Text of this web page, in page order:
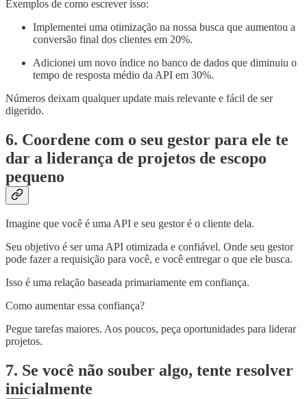
Exemplos de como escrever isso:
Implementei uma otimização na nossa busca que aumentou a
conversão final dos clientes em 20%.
Adicionei um novo índice no banco de dados que diminuiu o
tempo de resposta médio da API em 30%.
Números deixam qualquer update mais relevante e fácil de ser
digerido.
6. Coordene com o seu gestor para ele te
dar a liderança de projetos de escopo
pequeno
Imagine que você é uma API e seu gestor é o cliente dela.
Seu objetivo é ser uma API otimizada e confiável. Onde seu gestor
pode fazer a requisição para você, e você entregar o que ele busca.
Isso é uma relação baseada primariamente em confiança.
Como aumentar essa confiança?
Pegue tarefas maiores. Aos poucos, peça oportunidades para liderar
projetos.
7. Se você não souber algo, tente resolver
inicialmente